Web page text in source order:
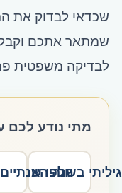
שכדאי לבדוק את
שמתאר אתכם וקבלו
לבדיקה משפטית
מתי נודע לכם
גיליתי בשנה האחרונה
חלפו